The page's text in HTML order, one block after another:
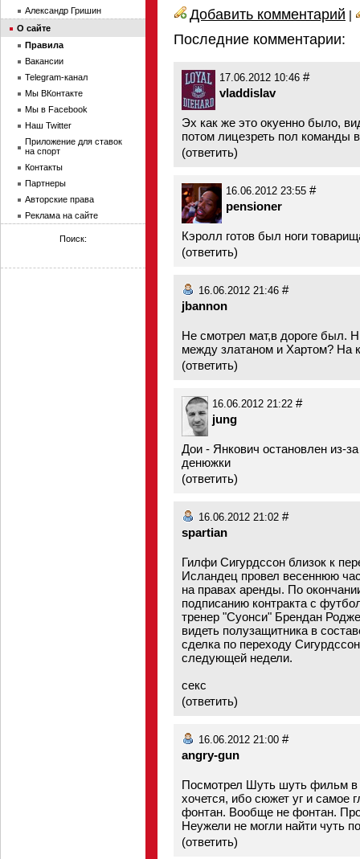
Добавить комментарий |
Последние комментарии:
17.06.2012 10:46 #
vladdislav
Эх как же это окуенно было,
потом лицезреть пол команды
(ответить)
16.06.2012 23:55 #
pensioner
Кэролл готов был ноги
(ответить)
16.06.2012 21:46 #
jbannon
Не смотрел мат,в дороге был.
между златаном и Хартом? На
(ответить)
16.06.2012 21:22 #
jung
Дои - Янкович остановлен из-
денюжки
(ответить)
16.06.2012 21:02 #
spartian
Гилфи Сигурдссон близок к
Исландец провел весеннюю
на правах аренды. По
подписанию контракта с
тренер "Суонси" Брендан
видеть полузащитника в
сделка по переходу
следующей недели.
секс
(ответить)
16.06.2012 21:00 #
angry-gun
Посмотрел Шуть шуть фильм в
хочется, ибо сюжет уг и самое
фонтан. Вообще не фонтан.
Неужели не могли найти чуть
(ответить)
Александр Гришин
О сайте
Правила
Вакансии
Telegram-канал
Мы ВКонтакте
Мы в Facebook
Наш Twitter
Приложение для ставок
на спорт
Контакты
Партнеры
Авторские права
Реклама на сайте
Поиск: